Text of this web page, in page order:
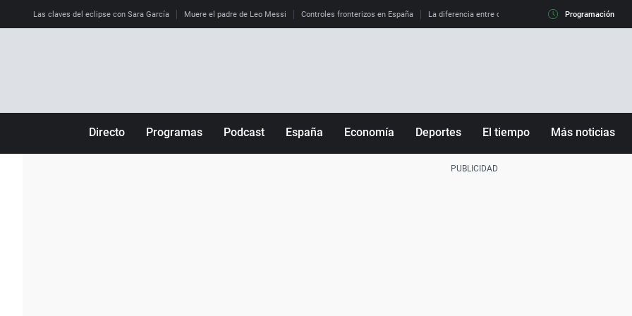
Las claves del eclipse con Sara García Muere el padre de Leo Messi Controles fronterizos en España La diferencia entre observar el eclipse al 99% y al 100%
Programación
Directo Programas Podcast España Economía Deportes El tiempo Más noticias